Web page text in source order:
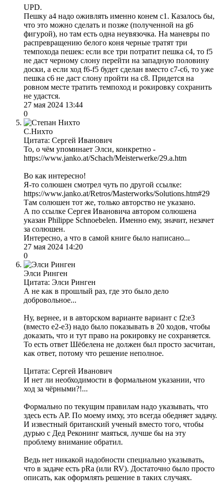
UPD.
Пешку а4 надо оживлять именно конем с1. Казалось бы,
что это можно сделать и позже (полученной на g6
фигурой), но там есть одна неувязочка. На маневры по
распревращению белого коня черные тратят три
темпохода пешек: если все три потратит пешка с4, то f5
не даст черному слону перейти на западную половину
доски, а если ход f6-f5 будет сделан вместо с7-с6, то уже
пешка с6 не даст слону пройти на с8. Придется на
ровном месте тратить темпоход и рокировку сохранить
не удастся.
27 мая 2024 13:44
0
С.Нихто
Цитата: Сергей Иванович
То, о чём упоминает Элси, конкретно -
https://www.janko.at/Schach/Meisterwerke/29.a.htm
Во как интересно!
Я-то солюшен смотрел чуть по другой ссылке:
https://www.janko.at/Retros/Masterworks/Solutions.htm#29
Там солюшен тот же, только авторство не указано.
А по ссылке Сергея Ивановича автором солюшена
указан Philippe Schnoebelen. Именно ему, значит, незачет
за солюшен.
Интересно, а что в самой книге было написано...
27 мая 2024 14:20
0
Элси Ринген
Цитата: Элси Ринген
А не как в прошлый раз, где это было дело
добровольное...
Ну, вернее, и в авторском варианте вариант с f2:e3
(вместо е2-е3) надо было показывать в 20 ходов, чтобы
доказать, что и тут право на рокировку не сохраняется.
То есть ответ Шёбелена не должен был просто засчитан,
как ответ, потому что решение неполное.
Цитата: Сергей Иванович
И нет ли необходимости в формальном указании, что
ход за чёрными?!...
Формально по текущим правилам надо указывать, что
здесь есть АР. По моему имху, это всегда обедняет задачу.
И известный британский ученый вместо того, чтобы
дурью с Дед Реконинг маяться, лучше бы на эту
проблему внимание обратил.
Ведь нет никакой надобности специально указывать,
что в задаче есть pRa (или RV). Достаточно было просто
описать, как оформлять решение в таких случаях.